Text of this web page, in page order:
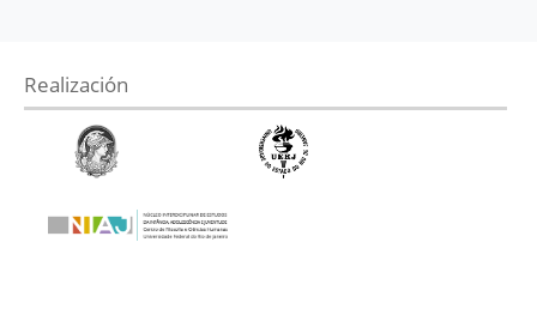
Realización